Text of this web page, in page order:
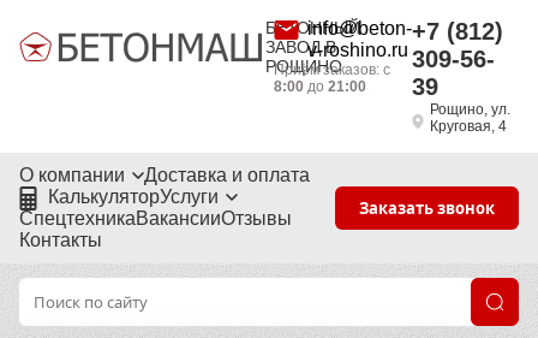
БЕТОННЫЙ
ЗАВОД В
РОЩИНО
info@beton-
v-roshino.ru
Приём заказов: с
8:00 до21:00
+7 (812)
309-56-
39
Рощино, ул.
Круговая, 4
О компании
Доставка и оплата
КалькуляторУслуги
СпецтехникаВакансииОтзывы
Контакты
Заказать звонок